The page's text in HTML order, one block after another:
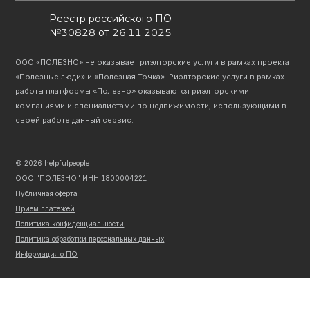
Реестр российского ПО
№30828 от 26.11.2025
ООО «ПОЛЕЗНО» не оказывает риэлторские услуги в рамках проекта
«Полезные люди» и «Полезная Точка». Риэлторские услуги в рамках
работы платформы «Полезно» оказываются риэлторскими
компаниями и специалистами по недвижимости, использующими в
своей работе данный сервис.
©2026 helpfulpeople
ООО "ПОЛЕЗНО" ИНН 1800004221
Публичная оферта
Приём платежей
Политика конфиденциальности
Политика обработки персональных данных
Информация о ПО